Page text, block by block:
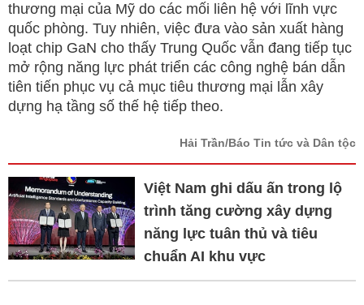
thương mại của Mỹ do các mối liên hệ với lĩnh vực
quốc phòng. Tuy nhiên, việc đưa vào sản xuất hàng
loạt chip GaN cho thấy Trung Quốc vẫn đang tiếp tục
mở rộng năng lực phát triển các công nghệ bán dẫn
tiên tiến phục vụ cả mục tiêu thương mại lẫn xây
dựng hạ tầng số thế hệ tiếp theo.
Hải Trần/Báo Tin tức và Dân tộc
Việt Nam ghi dấu ấn trong lộ
trình tăng cường xây dựng
năng lực tuân thủ và tiêu
chuẩn AI khu vực